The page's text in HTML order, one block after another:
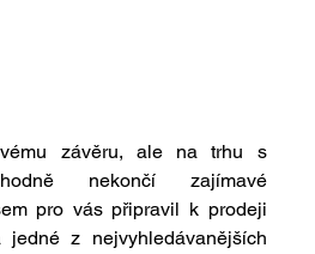
závěru, ale na trhu s
nekončí zajímavé
pro vás připravil k prodeji
z nejvyhledávanějších